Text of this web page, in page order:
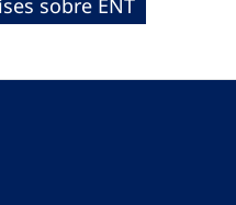
sobre ENT